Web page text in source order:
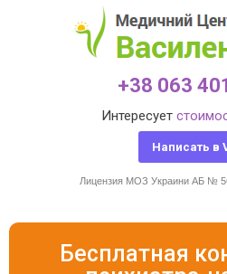
+38 063
Интересует
Написать в
Лицензия МОЗ Украини АБ №
Бесплатная